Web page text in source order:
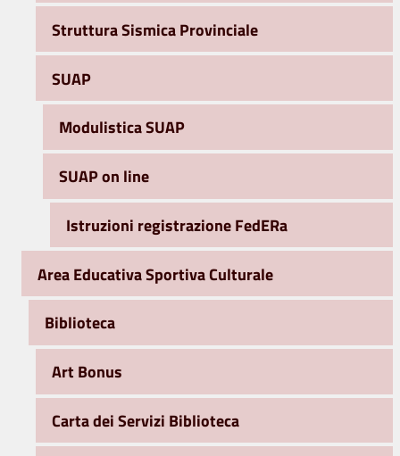
Struttura Sismica Provinciale
SUAP
Modulistica SUAP
SUAP on line
Istruzioni registrazione FedERa
Area Educativa Sportiva Culturale
Biblioteca
Art Bonus
Carta dei Servizi Biblioteca